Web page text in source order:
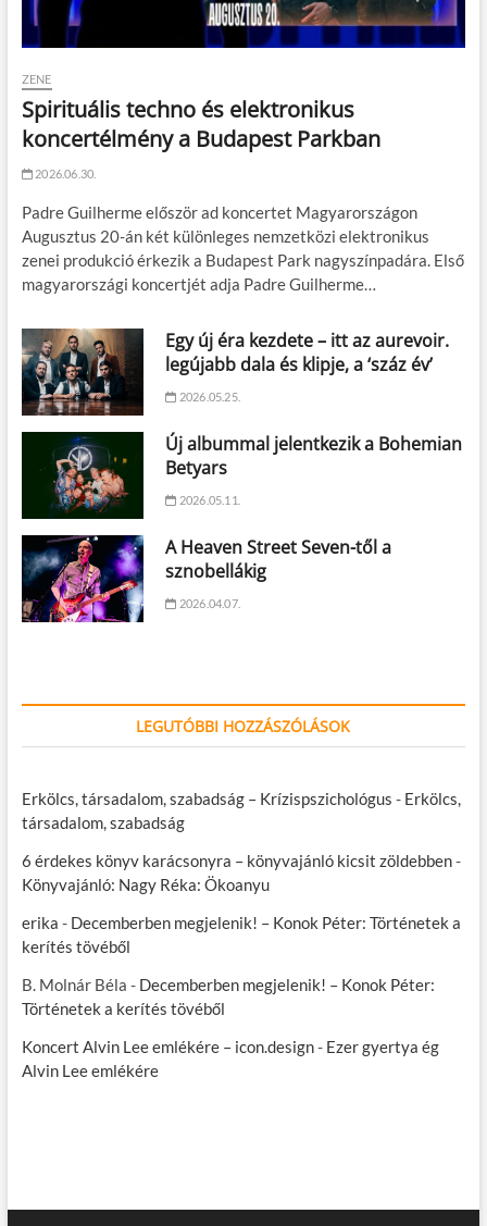
ZENE
Spirituális techno és elektronikus
koncertélmény a Budapest Parkban
2026.06.30.
Padre Guilherme először ad koncertet Magyarországon
Augusztus 20-án két különleges nemzetközi elektronikus
zenei produkció érkezik a Budapest Park nagyszínpadára. Első
magyarországi koncertjét adja Padre Guilherme…
Egy új éra kezdete – itt az aurevoir.
legújabb dala és klipje, a ‘száz év’
2026.05.25.
Új albummal jelentkezik a Bohemian
Betyars
2026.05.11.
A Heaven Street Seven-től a
sznobellákig
2026.04.07.
LEGUTÓBBI HOZZÁSZÓLÁSOK
Erkölcs, társadalom, szabadság – Krízispszichológus - Erkölcs,
társadalom, szabadság
6 érdekes könyv karácsonyra – könyvajánló kicsit zöldebben-
Könyvajánló: Nagy Réka: Ökoanyu
erika - Decemberben megjelenik! – Konok Péter: Történetek a
kerítés tövéből
B. Molnár Béla - Decemberben megjelenik! – Konok Péter:
Történetek a kerítés tövéből
Koncert Alvin Lee emlékére – icon.design- Ezer gyertya ég
Alvin Lee emlékére